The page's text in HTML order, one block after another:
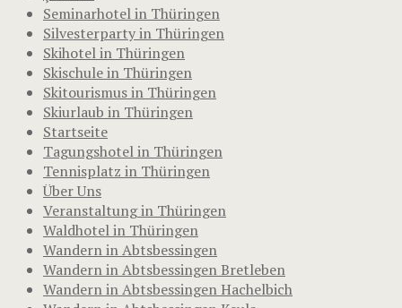
Seminarhotel in Thüringen
Silvesterparty in Thüringen
Skihotel in Thüringen
Skischule in Thüringen
Skitourismus in Thüringen
Skiurlaub in Thüringen
Startseite
Tagungshotel in Thüringen
Tennisplatz in Thüringen
Über Uns
Veranstaltung in Thüringen
Waldhotel in Thüringen
Wandern in Abtsbessingen
Wandern in Abtsbessingen Bretleben
Wandern in Abtsbessingen Hachelbich